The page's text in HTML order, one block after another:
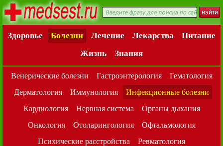
Здоровье Болезни Лечение Лекарства
Питание
Жизнь
Знания
Венерические болезни Гастроэнтерология
Гематология
Дерматология
Иммунология
Инфекционные болезни
Кардиология
Нервная система
Органы дыхания
Онкология
Отоларингология
Офтальмология
Психические расстройства
Ревматология